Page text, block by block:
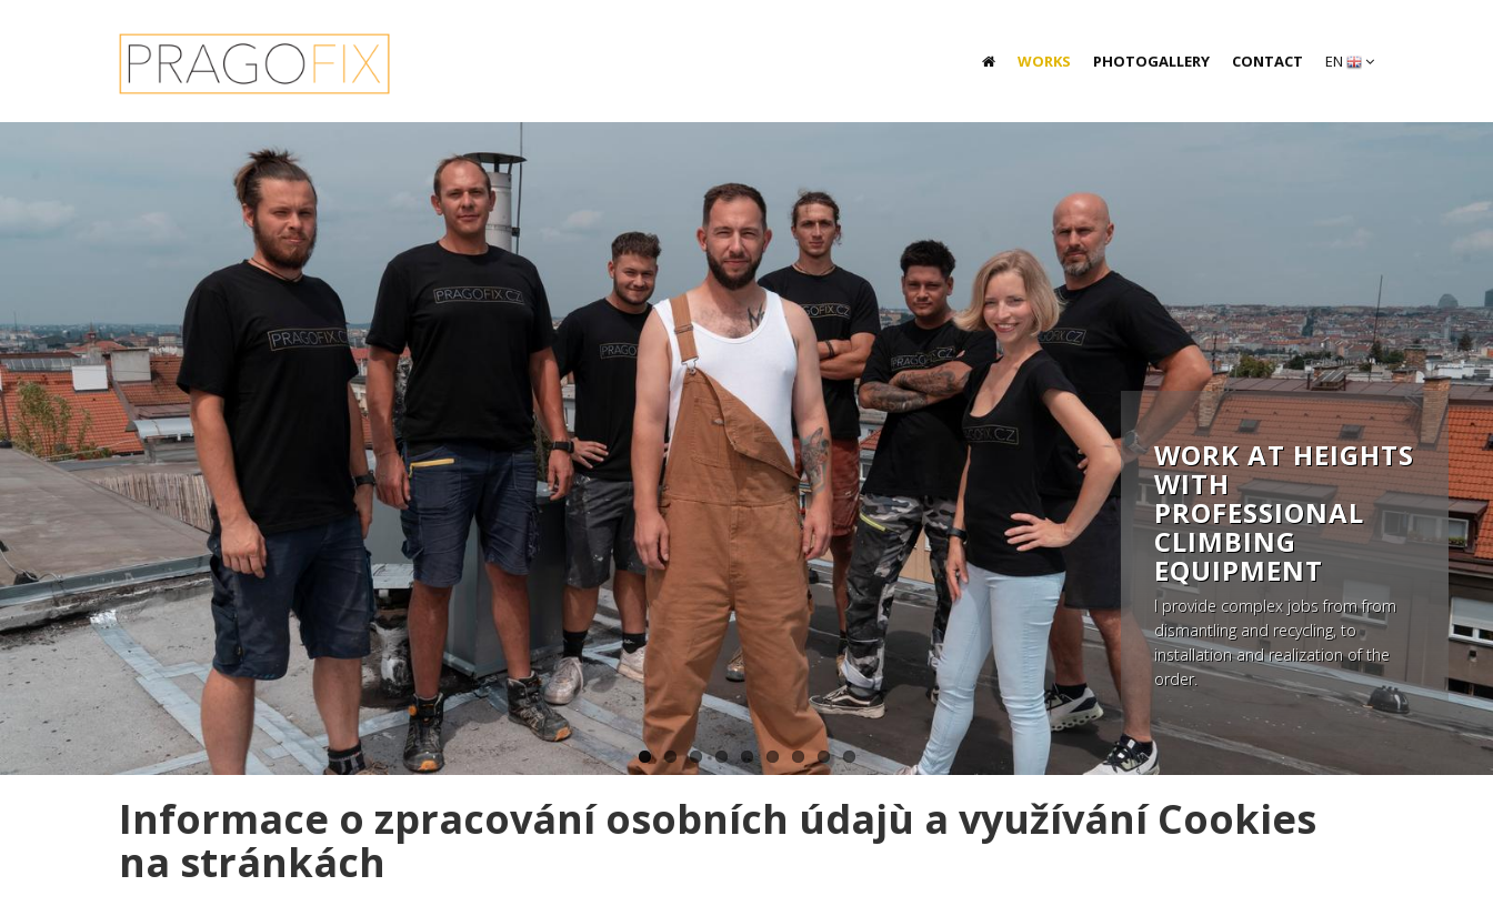
WORKS PHOTOGALLERY CONTACT EN
WORK AT HEIGHTS
WITH
PROFESSIONAL
CLIMBING
EQUIPMENT
I provide complex jobs from from
dismantling and recycling, to
installation and realization of the
order.
Informace o zpracování osobních údajù a využívání Cookies
na stránkách